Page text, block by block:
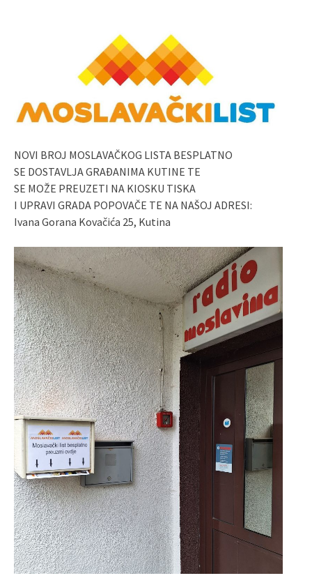
NOVI BROJ MOSLAVAČKOG LISTA BESPLATNO
SE DOSTAVLJA GRAĐANIMA KUTINE TE
SE MOŽE PREUZETI NA KIOSKU TISKA
I UPRAVI GRADA POPOVAČE TE NA NAŠOJ ADRESI:
Ivana Gorana Kovačića 25, Kutina